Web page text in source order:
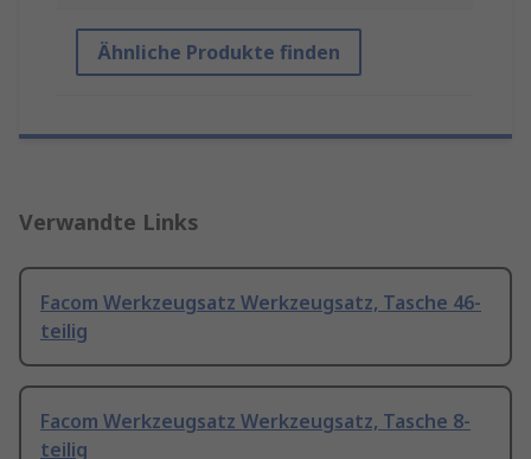
Ähnliche Produkte finden
Verwandte Links
Facom Werkzeugsatz Werkzeugsatz, Tasche 46-
teilig
Facom Werkzeugsatz Werkzeugsatz, Tasche 8-
teilig